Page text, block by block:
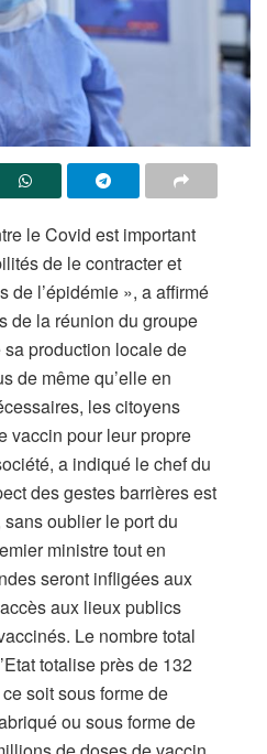
le Covid est important
de le contracter et
de l’épidémie », a affirmé
de la réunion du groupe
sa production locale de
de même qu’elle en
les citoyens
vaccin pour leur propre
a indiqué le chef du
des gestes barrières est
oublier le port du
ministre tout en
seront infligées aux
aux lieux publics
Le nombre total
totalise près de 132
soit sous forme de
ou sous forme de